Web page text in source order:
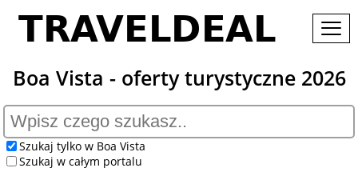
Boa Vista - oferty turystyczne 2026
Szukaj tylko w Boa Vista
Szukaj w całym portalu